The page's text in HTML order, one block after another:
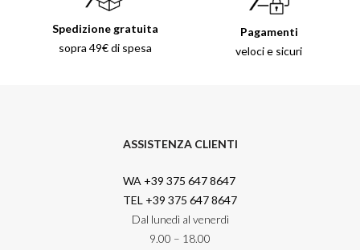
Spedizione gratuita
sopra 49€ di spesa
Pagamenti
veloci e sicuri
ASSISTENZA CLIENTI
WA +39 375 647 8647
TEL +39 375 647 8647
Dal lunedì al venerdì
9.00 – 18.00